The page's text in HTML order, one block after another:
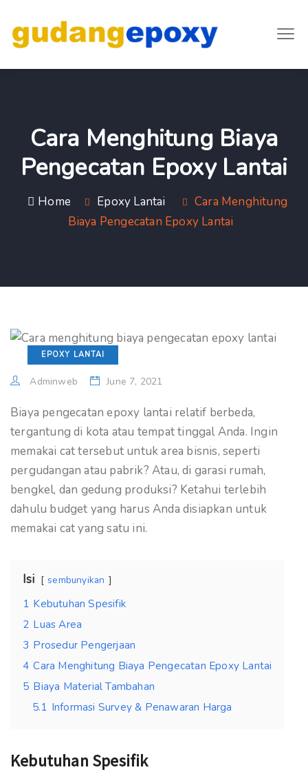
Cara Menghitung Biaya
Pengecatan Epoxy Lantai
Home Epoxy Lantai
Cara Menghitung
Biaya Pengecatan Epoxy Lantai
EPOXY LANTAI
Adminweb June 7, 2021
Biaya pengecatan epoxy lantai relatif berbeda,
tergantung di kota atau tempat tinggal Anda. Ingin
memakai cat tersebut untuk area bisnis, seperti
pergudangan atau pabrik? Atau, di garasi rumah,
bengkel, dan gedung produksi? Ketahui terlebih
dahulu budget yang harus Anda disiapkan untuk
memakai cat yang satu ini.
Isi sembunyikan
1 Kebutuhan Spesifik
2 Luas Area
3 Prosedur Pengerjaan
4 Cara Menghitung Biaya Pengecatan Epoxy Lantai
5 Biaya Material Tambahan
5.1 Informasi Survey & Penawaran Harga
Kebutuhan Spesifik